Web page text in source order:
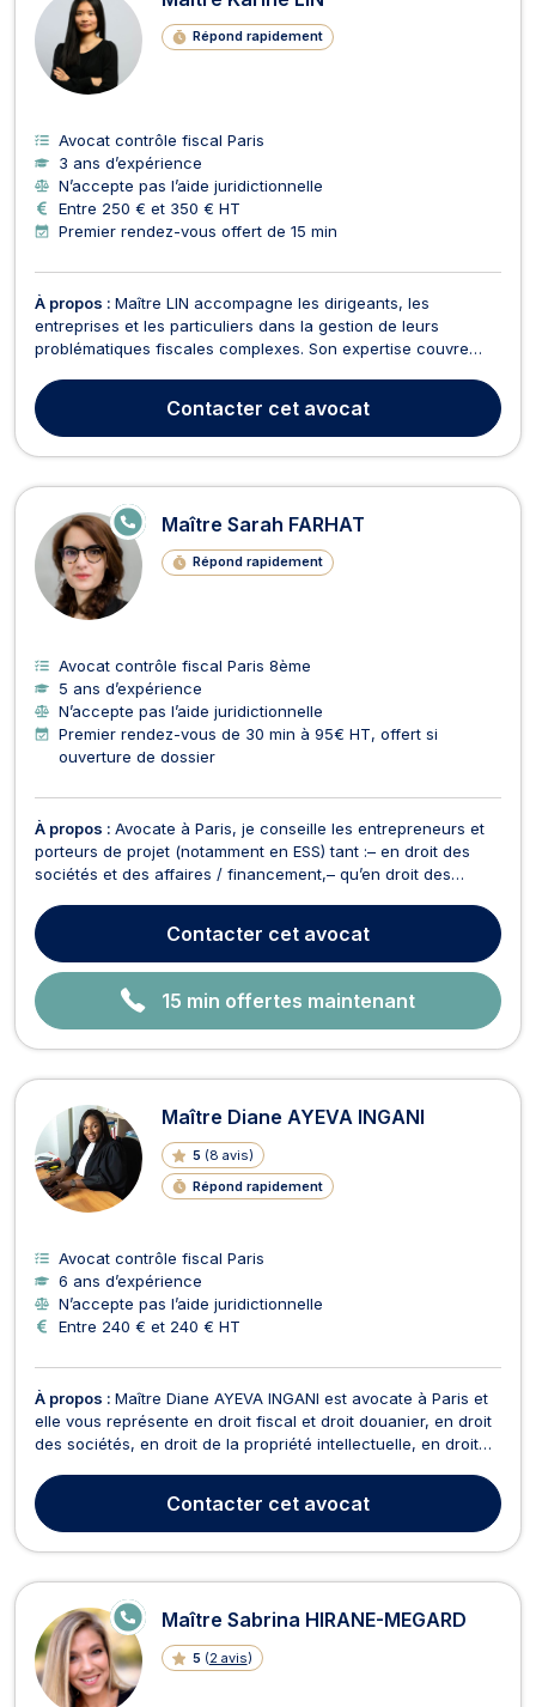
Répond rapidement
Avocat contrôle fiscal Paris
3 ans d’expérience
N’accepte pas l’aide juridictionnelle
Entre 250 € et 350 € HT
Premier rendez-vous offert de 15 min
À propos : Maître LIN accompagne les dirigeants, les
entreprises et les particuliers dans la gestion de leurs
problématiques fiscales complexes. Son expertise couvre
à l’administration. Domaines d’intervention : Contrôle et
Contentieux Fiscal : Assistance lors des vérificati...
Contacter cet avocat
Maître Sarah FARHAT
Répond rapidement
E
N
LI
G
E
Avocat contrôle fiscal Paris 8ème
5 ans d’expérience
N’accepte pas l’aide juridictionnelle
Premier rendez-vous de 30 min à 95€ HT, offert si
ouverture de dossier
À propos : Avocate à Paris, je conseille les entrepreneurs et
porteurs de projet (notamment en ESS) tant :– en droit des
sociétés et des affaires / financement,– qu’en droit des
dotation et fondations). En droit bancaire, j’assure la défense
de vos intérêts dans vos conten...
Contacter cet avocat
15 min offertes maintenant
Maître Diane AYEVA INGANI
5 (8 avis)
Répond rapidement
Avocat contrôle fiscal Paris
6 ans d’expérience
N’accepte pas l’aide juridictionnelle
Entre 240 € et 240 € HT
À propos : Maître Diane AYEVA INGANI est avocate à Paris et
elle vous représente en droit fiscal et droit douanier, en droit
des sociétés, en droit de la propriété intellectuelle, en droit
INGANI opère en droit fiscal et droit douanier pour toute
question de contrôle fiscal, ...
Contacter cet avocat
Maître Sabrina HIRANE-MEGARD
5 (2 avis)
E
N
LI
G
N
E